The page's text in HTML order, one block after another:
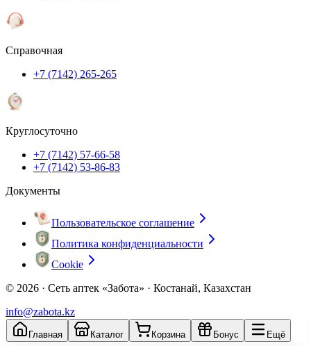
Справочная
+7 (7142) 265-265
Круглосуточно
+7 (7142) 57-66-58
+7 (7142) 53-86-83
Документы
Пользовательское соглашение
Политика конфиденциальности
Cookie
© 2026 · Сеть аптек «Забота» · Костанай, Казахстан
info@zabota.kz
Главная Каталог Корзина Бонус Ещё